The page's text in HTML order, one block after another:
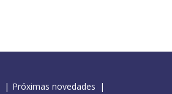
Próximas novedades